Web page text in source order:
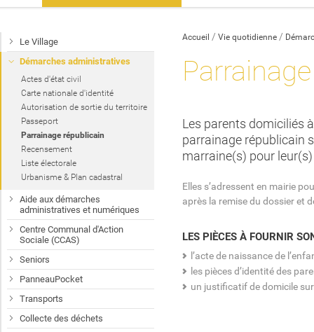
Accueil Vie quotidienne
Les parents domiciliés
parrainage républicain
marraine(s) pour
Elles s’adressent en mairie
après la remise du dossier et
LES PIÈCES À FOURNIR
l’acte de naissance de
les pièces d’identité des
un justificatif de domicile
Le Village
Démarches administratives
Actes d'état civil
Carte nationale d'identité
Autorisation de sortie du territoire
Passeport
Parrainage républicain
Recensement
Liste électorale
Urbanisme & Plan cadastral
Aide aux démarches
administratives et numériques
Centre Communal d'Action
Sociale (CCAS)
Seniors
PanneauPocket
Transports
Collecte des déchets